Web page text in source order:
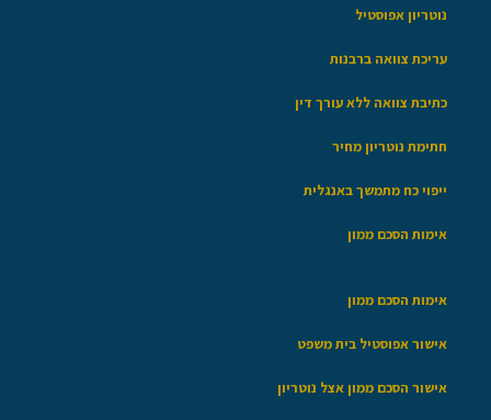
נוטריון אפוסטיל
עריכת צוואה ברבנות
כתיבת צוואה ללא עורך דין
חתימת נוטריון מחיר
ייפוי כח מתמשך באנגלית
אימות הסכם ממון
אימות הסכם ממון
אישור אפוסטיל בית משפט
אישור הסכם ממון אצל נוטריון